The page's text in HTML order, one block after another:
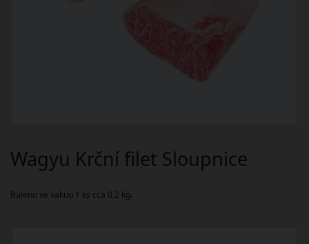
Baleno ve vakuu 1 ks cca 0,2 kg.
Wagyu Krční filet Sloupnice